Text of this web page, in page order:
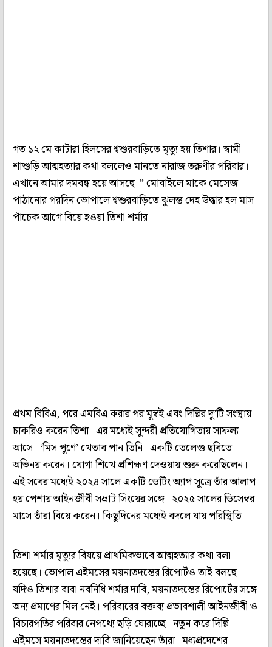
গত ১২ মে কাটারা হিলসের শ্বশুরবাড়িতে মৃত্যু হয় তিশার। স্বামী-
শাশুড়ি আত্মহত্যার কথা বললেও মানতে নারাজ তরুণীর পরিবার।
এখানে আমার দমবন্ধ হয়ে আসছে।” মোবাইলে মাকে মেসেজ
পাঠানোর পরদিন ভোপালে শ্বশুরবাড়িতে ঝুলন্ত দেহ উদ্ধার হল মাস
পাঁচেক আগে বিয়ে হওয়া তিশা শর্মার।
প্রথম বিবিএ, পরে এমবিএ করার পর মুম্বই এবং দিল্লির দু’টি সংস্থায়
চাকরিও করেন তিশা। এর মধ্যেই সুন্দরী প্রতিযোগিতায় সাফল্য
আসে। ‘মিস পুণে’ খেতাব পান তিনি। একটি তেলেগু ছবিতে
অভিনয় করেন। যোগা শিখে প্রশিক্ষণ দেওয়ায় শুরু করেছিলেন।
এই সবের মধ্যেই ২০২৪ সালে একটি ডেটিং অ্যাপ সূত্রে তাঁর আলাপ
হয় পেশায় আইনজীবী সম্রাট সিংয়ের সঙ্গে। ২০২৫ সালের ডিসেম্বর
মাসে তাঁরা বিয়ে করেন। কিছুদিনের মধ্যেই বদলে যায় পরিস্থিতি।
তিশা শর্মার মৃত্যুর বিষয়ে প্রাথমিকভাবে আত্মহত্যার কথা বলা
হয়েছে। ভোপাল এইমসের ময়নাতদন্তের রিপোর্টও তাই বলছে।
যদিও তিশার বাবা নবনিধি শর্মার দাবি, ময়নাতদন্তের রিপোর্টের সঙ্গে
অন্য প্রমাণের মিল নেই। পরিবারের বক্তব্য প্রভাবশালী আইনজীবী ও
বিচারপতির পরিবার নেপথ্যে ছড়ি ঘোরাচ্ছে। নতুন করে দিল্লি
এইমসে ময়নাতদন্তের দাবি জানিয়েছেন তাঁরা। মধ্যপ্রদেশের